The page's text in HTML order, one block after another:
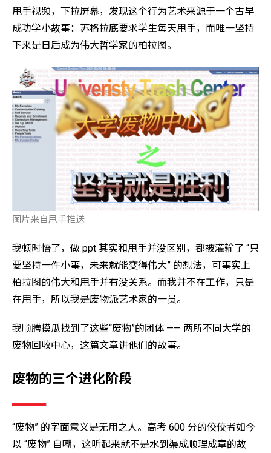
甩手视频，下拉屏幕，发现这个行为艺术来源于一个古早
成功学小故事：苏格拉底要求学生每天甩手，而唯一坚持
下来是日后成为伟大哲学家的柏拉图。
图片来自甩手推送
我顿时悟了，做 ppt 其实和甩手并没区别，都被灌输了 “只
要坚持一件小事，未来就能变得伟大” 的想法，可事实上
柏拉图的伟大和甩手并有没关系。而我并不在工作，只是
在甩手，所以我是废物派艺术家的一员。
我顺腾摸瓜找到了这些“废物”的团体 —— 两所不同大学的
废物回收中心，这篇文章讲他们的故事。
废物的三个进化阶段
“废物” 的字面意义是无用之人。高考 600 分的佼佼者如今
以 “废物” 自嘲，这听起来就不是水到渠成顺理成章的故